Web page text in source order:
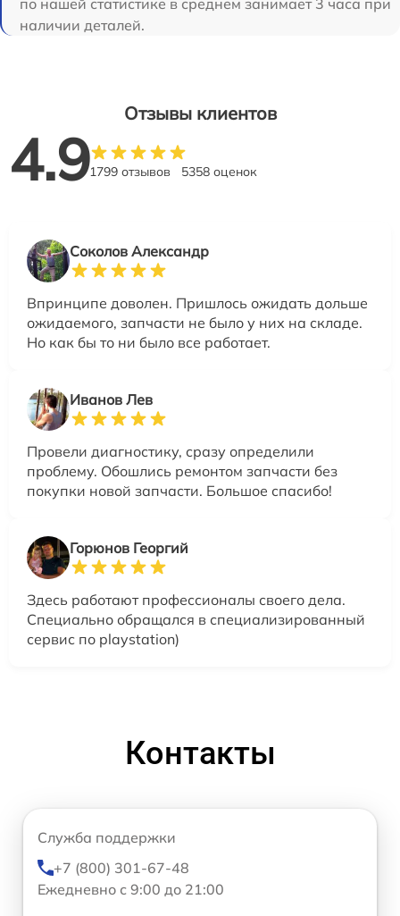
по нашей статистике в среднем занимает 3 часа при
наличии деталей.
Отзывы клиентов
4.91799 отзывов 5358 оценок
Соколов Александр
Впринципе доволен. Пришлось ожидать дольше
ожидаемого, запчасти не было у них на складе.
Но как бы то ни было все работает.
Иванов Лев
Провели диагностику, сразу определили
проблему. Обошлись ремонтом запчасти без
покупки новой запчасти. Большое спасибо!
Горюнов Георгий
Здесь работают профессионалы своего дела.
Специально обращался в специализированный
сервис по playstation)
Контакты
Служба поддержки
+7 (800) 301-67-48
Ежедневно с 9:00 до 21:00